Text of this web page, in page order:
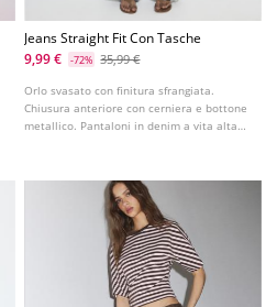
Jeans Straight Fit Con Tasche
9,99 €
-72% 35,99 €
Orlo svasato con finitura sfrangiata.
Chiusura anteriore con cerniera e bottone
metallico. Pantaloni in denim a vita alta
diversi colori.